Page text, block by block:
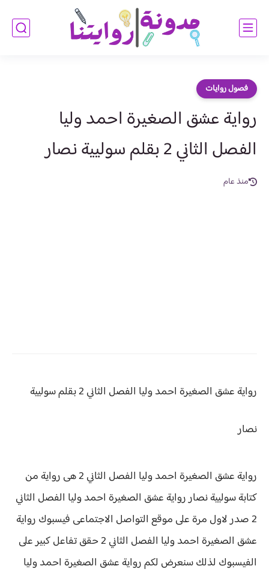
فصول روايات
رواية عشق الصغيرة احمد وليا
الفصل الثاني 2 بقلم سوليية نصار
منذ عام
رواية عشق الصغيرة احمد وليا الفصل الثاني 2 بقلم سوليية
نصار
رواية عشق الصغيرة احمد وليا الفصل الثاني 2 هى رواية من
كتابة سوليية نصار رواية عشق الصغيرة احمد وليا الفصل الثاني
2 صدر لاول مرة على موقع التواصل الاجتماعى فيسبوك رواية
عشق الصغيرة احمد وليا الفصل الثاني 2 حقق
تفاعل كبير على
الفيسبوك لذلك سنعرض لكمرواية عشق الصغيرة احمد وليا